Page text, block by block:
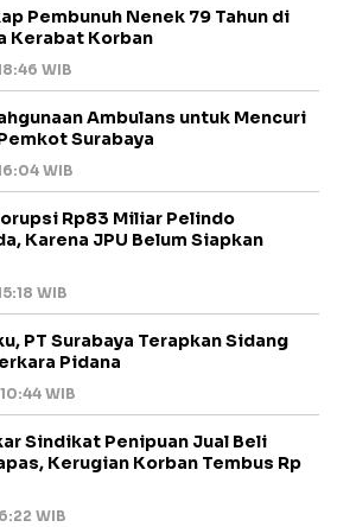
Pembunuh Nenek 79 Tahun di
Kerabat Korban
WIB
Ambulans untuk Mencuri
Surabaya
WIB
Rp83 Miliar Pelindo
Karena JPU Belum Siapkan
WIB
PT Surabaya Terapkan Sidang
Pidana
WIB
Sindikat Penipuan Jual Beli
Kerugian Korban Tembus Rp
WIB